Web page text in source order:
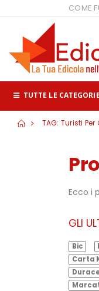
COME
TUTTE LE CATEGORIE
TAG: Turisti
Ecco i
GLI
Bic
Carta